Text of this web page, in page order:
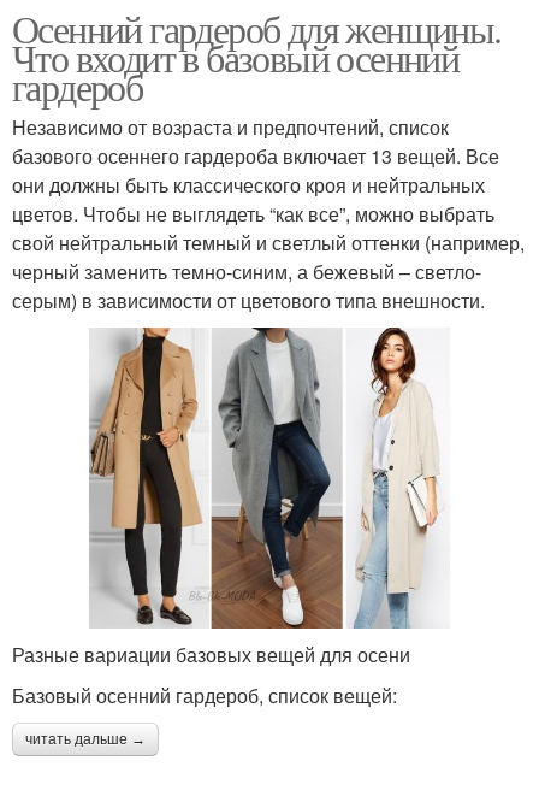
Осенний гардероб для женщины.
Что входит в базовый осенний
гардероб
Независимо от возраста и предпочтений, список
базового осеннего гардероба включает 13 вещей. Все
они должны быть классического кроя и нейтральных
цветов. Чтобы не выглядеть “как все”, можно выбрать
свой нейтральный темный и светлый оттенки (например,
черный заменить темно-синим, а бежевый – светло-
серым) в зависимости от цветового типа внешности.
Разные вариации базовых вещей для осени
Базовый осенний гардероб, список вещей:
читать дальше →